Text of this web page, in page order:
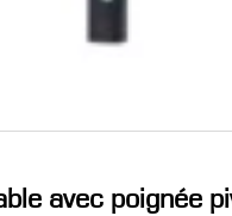
avec poignée